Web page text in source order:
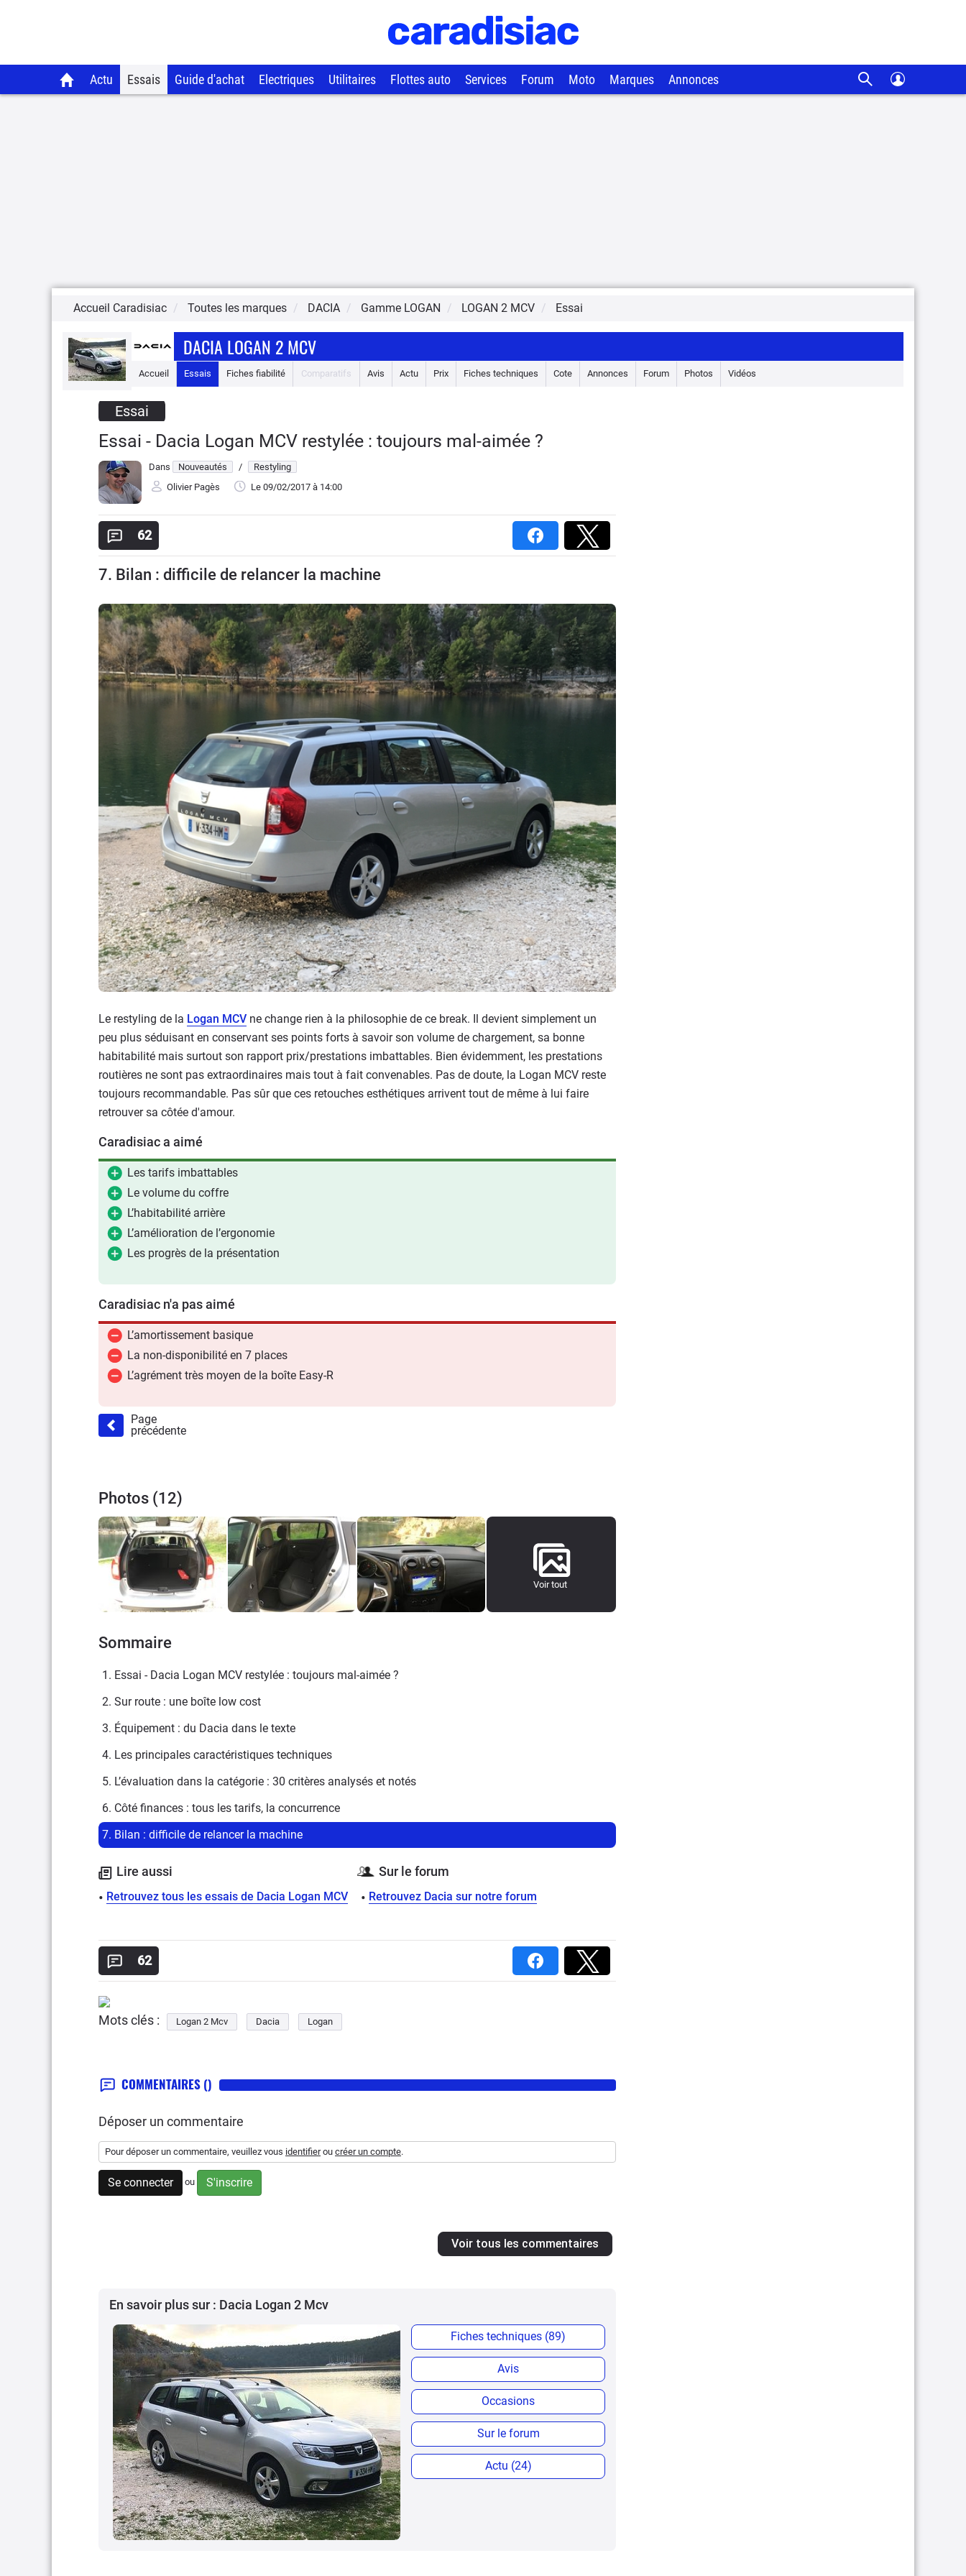
Actu Essais Guide d'achat Electriques Utilitaires Flottes auto Services Forum Moto Marques Annonces
Accueil Caradisiac Toutes les marques DACIA Gamme LOGAN LOGAN 2 MCV Essai
DACIA LOGAN 2 MCV
Accueil Essais Fiches fiabilité Comparatifs Avis Actu Prix Fiches techniques Cote Annonces Forum Photos Vidéos
Essai
Essai - Dacia Logan MCV restylée : toujours mal-aimée ?
Dans Nouveautés /
Restyling
Olivier Pagès
Le 09/02/2017 à 14:00
62
7. Bilan : difficile de relancer la machine
Le restyling de la Logan MCV ne change rien à la philosophie de ce break. Il devient simplement un
peu plus séduisant en conservant ses points forts à savoir son volume de chargement, sa bonne
habitabilité mais surtout son rapport prix/prestations imbattables. Bien évidemment, les prestations
routières ne sont pas extraordinaires mais tout à fait convenables. Pas de doute, la Logan MCV reste
toujours recommandable. Pas sûr que ces retouches esthétiques arrivent tout de même à lui faire
retrouver sa côtée d'amour.
Caradisiac a aimé
Les tarifs imbattables
Le volume du coffre
L’habitabilité arrière
L’amélioration de l’ergonomie
Les progrès de la présentation
Caradisiac n'a pas aimé
L’amortissement basique
La non-disponibilité en 7 places
L’agrément très moyen de la boîte Easy-R
Page
précédente
Photos (12)
Voir tout
Sommaire
1. Essai - Dacia Logan MCV restylée : toujours mal-aimée ?
2. Sur route : une boîte low cost
3. Équipement : du Dacia dans le texte
4. Les principales caractéristiques techniques
5. L’évaluation dans la catégorie : 30 critères analysés et notés
6. Côté finances : tous les tarifs, la concurrence
7. Bilan : difficile de relancer la machine
Lire aussi
Retrouvez tous les essais de Dacia Logan MCV
Sur le forum
Retrouvez Dacia sur notre forum
62
Mots clés : Logan 2 Mcv Dacia Logan
COMMENTAIRES ()
Déposer un commentaire
Pour déposer un commentaire, veuillez vous identifierou créer un compte.
Se connecter ou S'inscrire
Voir tous les commentaires
En savoir plus sur : Dacia Logan 2 Mcv
Fiches techniques (89)
Avis
Occasions
Sur le forum
Actu (24)